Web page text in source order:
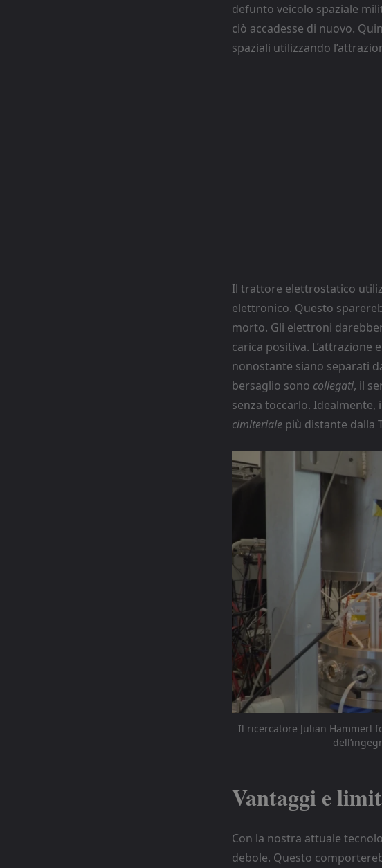
defunto veicolo spaziale
ciò accadesse di nuovo.
spaziali utilizzando
Il trattore elettrostatico
elettronico. Questo
morto. Gli elettroni
carica positiva.
nonostante siano separati
bersaglio sono collegati, il
senza toccarlo.
cimiterialepiù distante dalla
Il ricercatore Julian Hammerl
Vantaggi e
Con la nostra attuale
debole. Questo